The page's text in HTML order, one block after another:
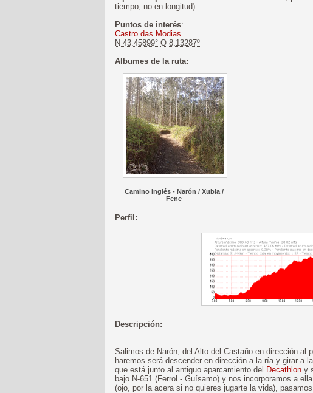
tiempo, no en longitud)
Puntos de interés:
Castro das Modias
N 43.45899° O 8.13287º
Albumes de la ruta:
Camino Inglés - Narón / Xubia /
Fene
Perfil:
Descripción:
Salimos de Narón, del Alto del Castaño en dirección al
haremos será descender en dirección a la ría y girar a
que está junto al antiguo aparcamiento del Decathlon y
bajo N-651 (Ferrol - Guísamo) y nos incorporamos a
(ojo, por la acera si no quieres jugarte la vida),